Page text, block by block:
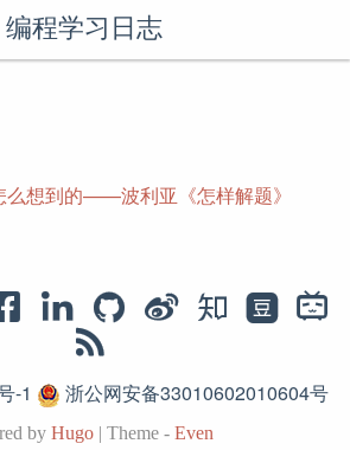
编程学习日志
么想到的——波利亚《怎样解题》
-1 浙公网安备33010602010604号
by Hugo | Theme - Even